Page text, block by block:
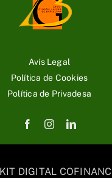
Avís Legal
Política de Cookies
Política de Privadesa
DIGITAL